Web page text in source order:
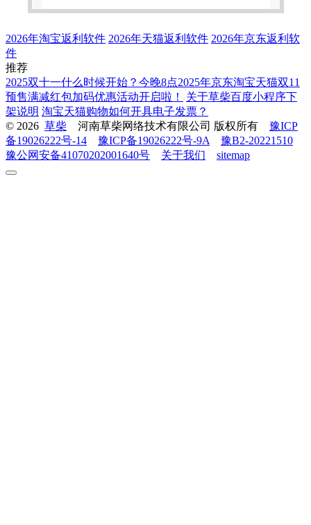
2026年淘宝返利软件 2026年天猫返利软件 2026年京东返利软
件
推荐
2025双十一什么时候开始？今晚8点2025年京东淘宝天猫双11
预售满减红包加码优惠活动开启啦！
关于草柴百度小程序下
架说明 淘宝天猫购物如何开具电子发票？
© 2026 草柴 河南草柴网络技术有限公司 版权所有 豫ICP
备19026222号-14
豫ICP备19026222号-9A
豫B2-20221510
豫公网安备41070202001640号
关于我们 sitemap